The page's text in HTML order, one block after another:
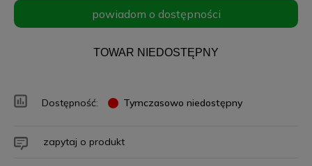
powiadom o dostępności
TOWAR NIEDOSTĘPNY
Dostępność: Tymczasowo niedostępny
zapytaj o produkt